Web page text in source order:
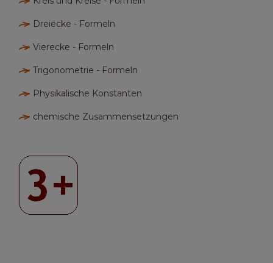
Dreiecke - Formeln
Vierecke - Formeln
Trigonometrie - Formeln
Physikalische Konstanten
chemische Zusammensetzungen